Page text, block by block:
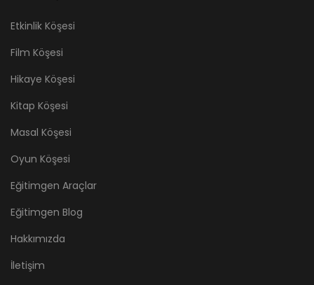
Etkinlik Köşesi
Film Köşesi
Hikaye Köşesi
Kitap Köşesi
Masal Köşesi
Oyun Köşesi
Eğitimgen Araçlar
Eğitimgen Blog
Hakkımızda
İletişim